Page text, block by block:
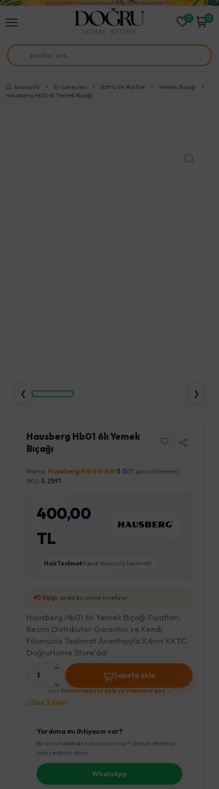
0 0
Anasayfa Ev Gereçleri Sofra Ve Mutfak
Yemek Bıçağı
Hausberg Hb01 6lı Yemek Bıçağı
❮ ❯
Hausberg Hb01 6lı Yemek
Bıçağı
Marka: Hausberg 5.0(17 görüntülenme)
SKU: S.2591
400,00
TL
Hızlı Teslimat(Kendi filomuzla teslimat)
5 kişişu anda bu ürünü inceliyor
Hausberg Hb01 6lı Yemek Bıçağı Fiyatları,
Resmi Distribütör Garantisi ve Kendi
Filomuzla Teslimat Avantajıyla Kıbrıs KKTC
DoğruHome Store'da!
1 Sepete ekle
veya hemen sepete ekle ve ödemeye geç →
Son 3 ürün!
Yardıma mı ihtiyacın var?
Bu ürün hakkında sorunuz mu var? Uzman ekibimiz
size yardımcı olsun.
WhatsApp